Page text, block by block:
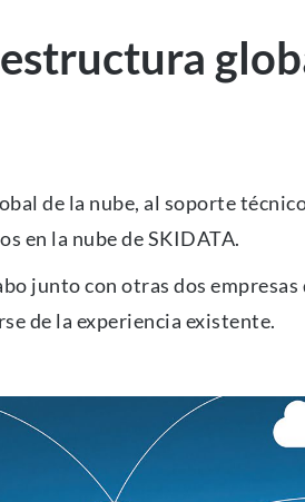
de la nube, al soporte
en la nube de SKIDATA.
junto con otras dos
de la experiencia existente.